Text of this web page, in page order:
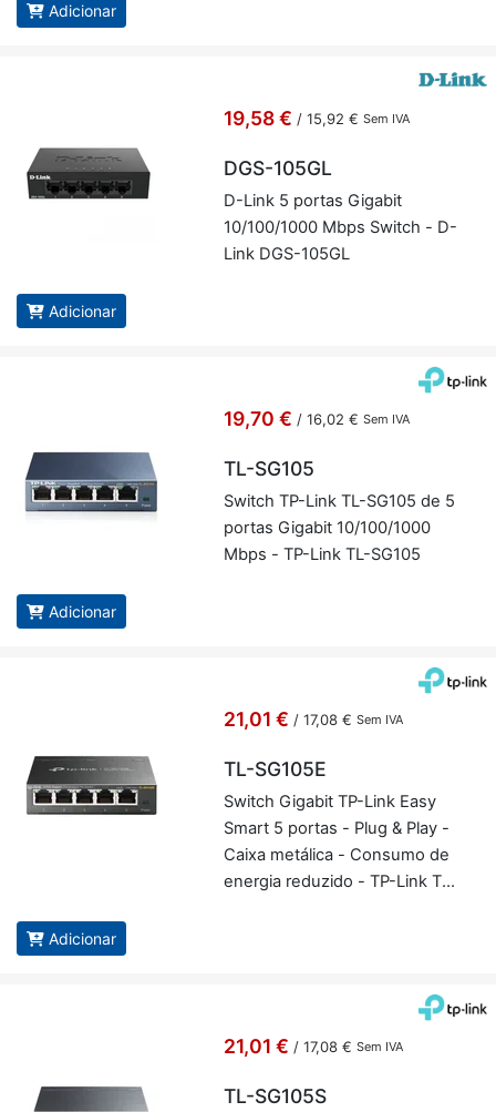
Adicionar
19,58 € / 15,92 € Sem IVA
DGS-105GL
D-Link 5 portas Gi­gabit
10/100/1000 Mbps Switch - D-
Link DGS-105GL
Adicionar
19,70 € / 16,02 € Sem IVA
TL-SG105
Switch TP-Link TL-SG105 de 5
portas Gi­gabit 10/100/1000
Mbps - TP-Link TL-SG105
Adicionar
21,01 € / 17,08 € Sem IVA
TL-SG105E
Switch Gi­gabit TP-Link Easy
Smart 5 portas - Plug & Play -
Caixa me­tá­lica - Con­sumo de
energia re­du­zido - TP-Link TL-
Adicionar
21,01 € / 17,08 € Sem IVA
TL-SG105S